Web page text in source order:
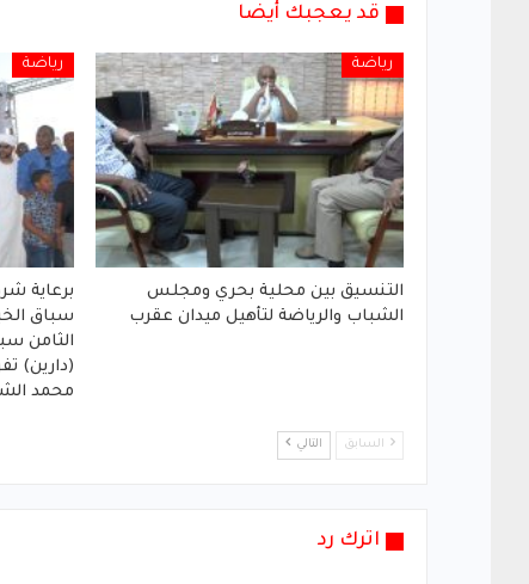
قد يعجبك أيضا
رياضة
التنسيق بين محلية بحري ومجلس
الشباب والرياضة لتأهيل ميدان عقرب
رياضة
برعاية
سباق
الثامن
(دارين)
محمد
السابق التالي
اترك رد